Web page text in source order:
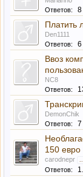
Ответов:
8
Платить
Den1111
Ответов:
6
Ввоз
NC8
Ответов:
DemonChik
Ответов:
7
150 евро
carodnepr
Ответов: